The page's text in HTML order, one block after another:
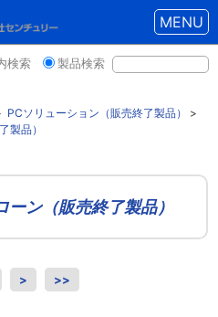
MENU
検索 製品検索
PCソリューション（販売終了製品）
>
製品）
ン（販売終了製品）
> >>